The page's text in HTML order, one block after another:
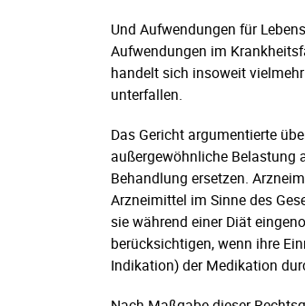
Und Aufwendungen für
Aufwendungen im
handelt sich insoweit
unterfallen.
Das Gericht argumentierte
außergewöhnliche Belastung
Behandlung ersetzen.
Arzneimittel im Sinne des
sie während einer Diät
berücksichtigen, wenn ihre
Indikation) der Medikation